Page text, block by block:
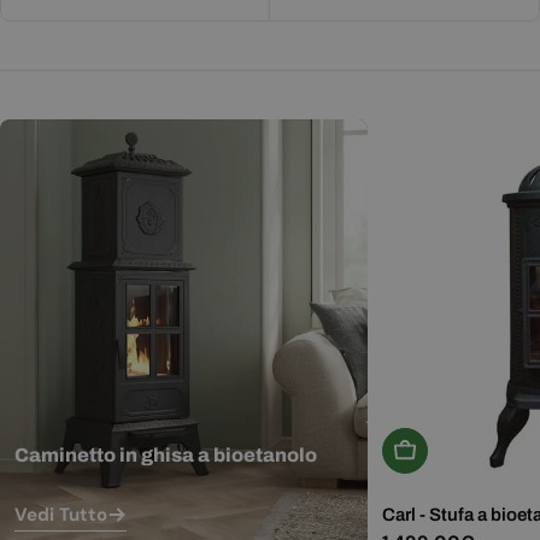
Caminetto in ghisa a bioetanolo
Vedi Tutto
Aggiungi Al
Carl - Stufa a